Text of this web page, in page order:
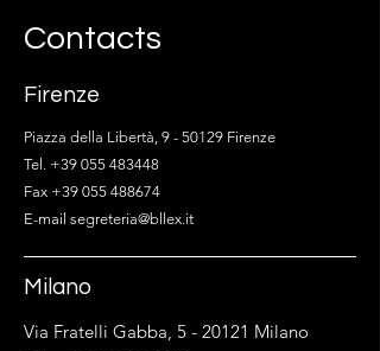
Contacts
Firenze
Piazza della Libertà, 9 - 50129 Firenze
Tel. +39 055 483448
Fax +39 055 488674
E-mail segreteria@bllex.it
Milano
Via Fratelli Gabba, 5 - 20121 Milano